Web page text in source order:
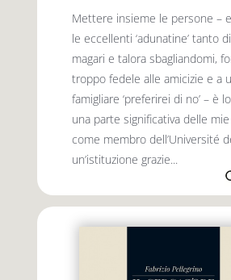
Mettere insieme le persone –
le eccellenti ‘adunatine’ tanto
magari e talora sbagliandomi,
troppo fedele alle amicizie e a
famigliare ‘preferirei di no’ – è
una parte significativa delle
come membro dell’Université
un’istituzione grazie...